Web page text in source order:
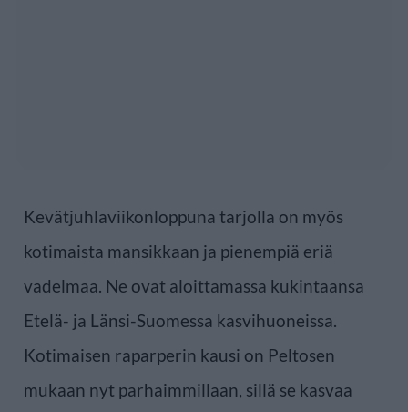
Kevätjuhlaviikonloppuna tarjolla on myös
kotimaista mansikkaan ja pienempiä eriä
vadelmaa. Ne ovat aloittamassa kukintaansa
Etelä- ja Länsi-Suomessa kasvihuoneissa.
Kotimaisen raparperin kausi on Peltosen
mukaan nyt parhaimmillaan, sillä se kasvaa